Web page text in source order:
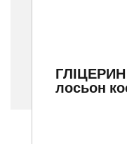
лосьон